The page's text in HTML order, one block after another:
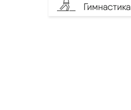
Гимнастика